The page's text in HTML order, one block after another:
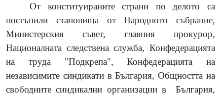
От конституираните страни по делото са
постъпили становища от Народното събрание,
Министерския съвет, главния прокурор,
Националната следствена служба, Конфедерацията
на труда "Подкрепа", Конфедерацията на
независимите синдикати в България, Общността на
свободните синдикални организации в
България,